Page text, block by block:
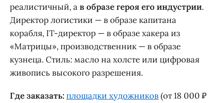
реалистичный, ав образе героя его индустрии.
Директор логистики — в образе капитана
корабля, IT-директор — в образе хакера из
«Матрицы», производственник — в образе
кузнеца. Стиль: масло на холсте или цифровая
живопись высокого разрешения.
Где заказать:площадки художников(от 18 000 ₽